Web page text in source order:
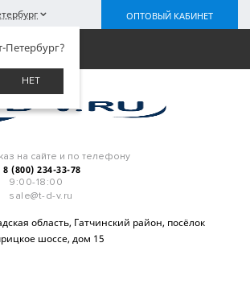
Петербург?
НЕТ
ОПТОВЫЙ КАБИНЕТ
на сайте и по телефону
8 (800) 234-33-78
9:00-18:00
sale@t-d-v.ru
область, Гатчинский район, посёлок
шоссе, дом 15